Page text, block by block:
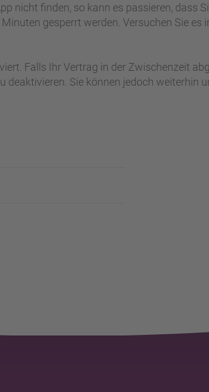
nicht finden, so kann es passieren, dass
gesperrt werden. Versuchen Sie es
Falls Ihr Vertrag in der Zwischenzeit
deaktivieren. Sie können jedoch weiterhin